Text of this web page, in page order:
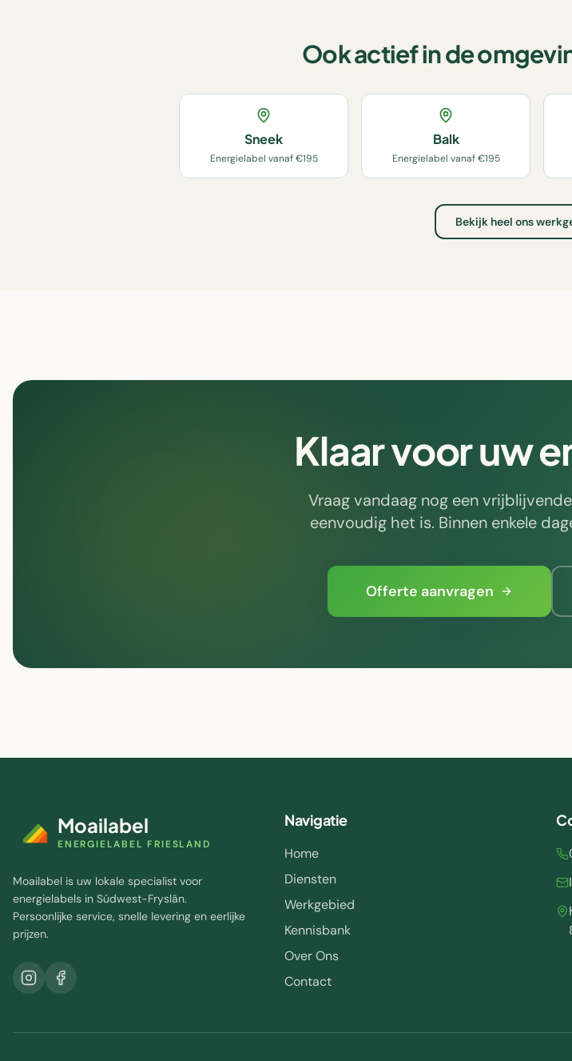
Ook actief in de
Sneek
Energielabel vanaf €195
Balk
Energielabel vanaf €195
Bekijk heel ons
Klaar voor uw
Vraag vandaag nog een
eenvoudig het is. Binnen enkele
Offerte aanvragen
Moailabel
ENERGIELABEL FRIESLAND
Moailabel is uw lokale specialist voor
energielabels in Súdwest-Fryslân.
Persoonlijke service, snelle levering en eerlijke
prijzen.
Navigatie
Home
Diensten
Werkgebied
Kennisbank
Over Ons
Contact